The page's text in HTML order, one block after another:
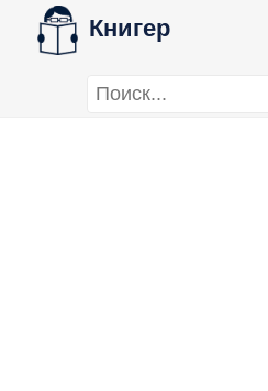
Книгер